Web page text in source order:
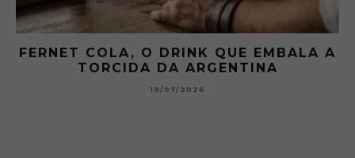
GIBSON: O PICLES QUE MUDOU A
HISTÓRIA DOS MARTINI
15/07/2026